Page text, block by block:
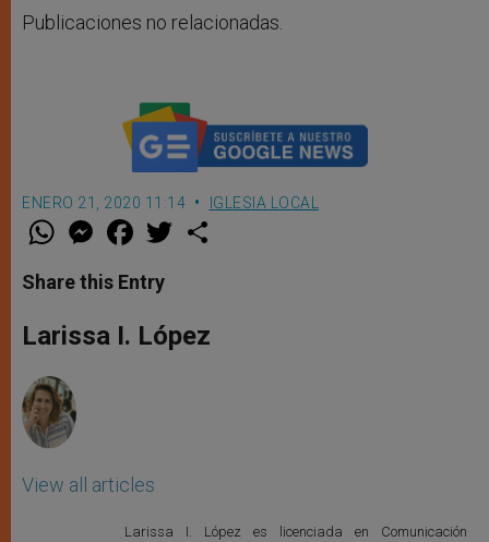
Publicaciones no relacionadas.
ENERO 21, 2020 11:14 IGLESIA LOCAL
W
t
s
p
p
M
e
s
e
g
e
F
a
e
b
o
k
w
r
Share this Entry
Larissa I. López
View all articles
Larissa I. López es licenciada en Comunicación